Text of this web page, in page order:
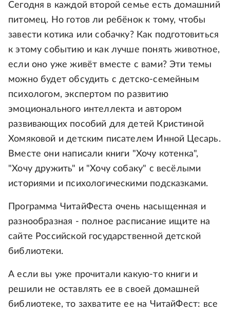
Сегодня в каждой второй семье есть домашний
питомец. Но готов ли ребёнок к тому, чтобы
завести котика или собачку? Как подготовиться
к этому событию и как лучше понять животное,
если оно уже живёт вместе с вами? Эти темы
можно будет обсудить с детско-семейным
психологом, экспертом по развитию
эмоционального интеллекта и автором
развивающих пособий для детей Кристиной
Хомяковой и детским писателем Инной Цесарь.
Вместе они написали книги "Хочу котенка",
"Хочу дружить" и "Хочу собаку" с весёлыми
историями и психологическими подсказками.
Программа ЧитайФеста очень насыщенная и
разнообразная - полное расписание ищите на
сайте Российской государственной детской
библиотеки.
А если вы уже прочитали какую-то книги и
решили не оставлять ее в своей домашней
библиотеке, то захватите ее на ЧитайФест: все